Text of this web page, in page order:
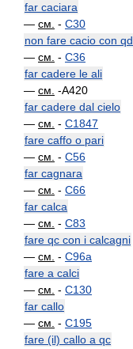
far caciara
— см. - C30
non fare cacio con qd
— см. - C36
far cadere le ali
— см. -A420
far cadere dal cielo
— см. - C1847
fare caffo o pari
— см. - C56
far cagnara
— см. - C66
far calca
— см. - C83
fare qc con i calcagni
— см. - C96a
fare a calci
— см. - C130
far callo
— см. - C195
fare (il) callo a qc